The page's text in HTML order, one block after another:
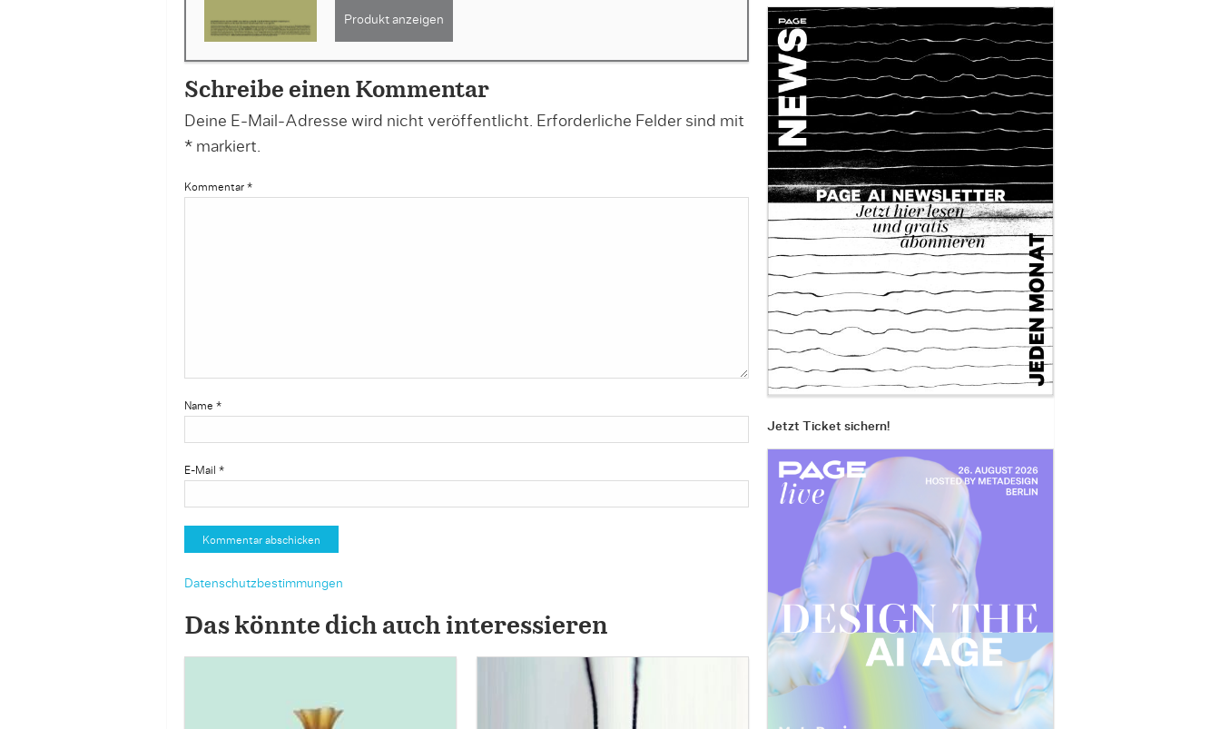
Produkt anzeigen
Schreibe einen Kommentar
Deine E-Mail-Adresse wird nicht veröffentlicht. Erforderliche Felder sind mit
*markiert.
Kommentar *
Name *
E-Mail *
Datenschutzbestimmungen
Das könnte dich auch interessieren
Jetzt Ticket sichern!